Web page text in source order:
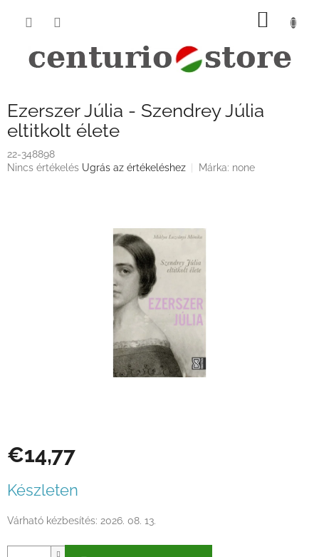
KOSÁR
Ezerszer Júlia - Szendrey Júlia
eltitkolt élete
22-348898
A
Nincs értékelés Ugrás az értékeléshez Márka: none
€14,77
Készleten
Várható kézbesítés: 2026. 08. 13.